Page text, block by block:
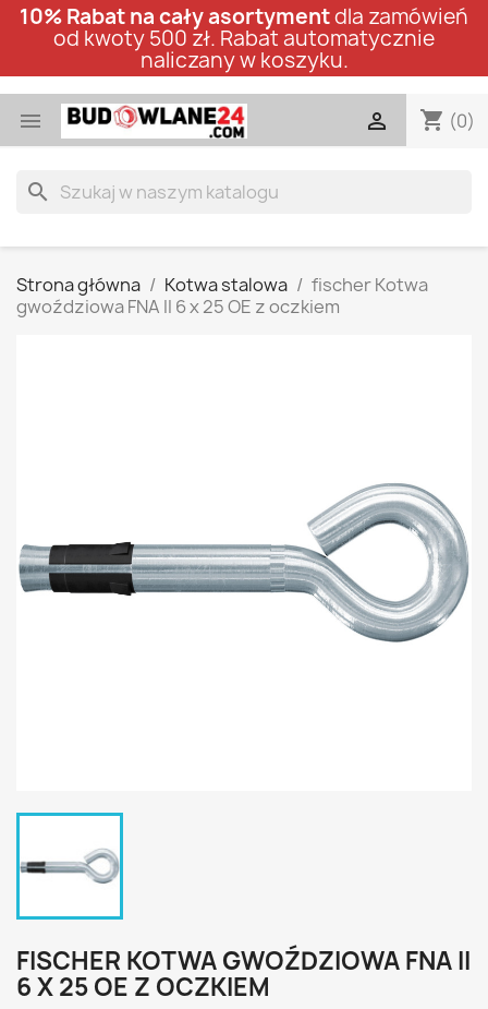
10% Rabat na cały asortymentdla zamówień
od kwoty 500 zł. Rabat automatycznie
naliczany w koszyku.
 shopping_cart (0)

search
Strona główna Kotwa stalowa
fischer Kotwa
gwoździowa FNA II 6 x 25 OE z oczkiem
FISCHER KOTWA GWOŹDZIOWA FNA II
6 X 25 OE Z OCZKIEM